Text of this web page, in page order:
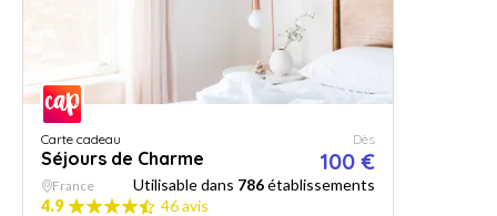
Carte cadeau
Séjours de Charme
Dès
100 €
France Utilisable dans 786établissements
4.9
46 avis